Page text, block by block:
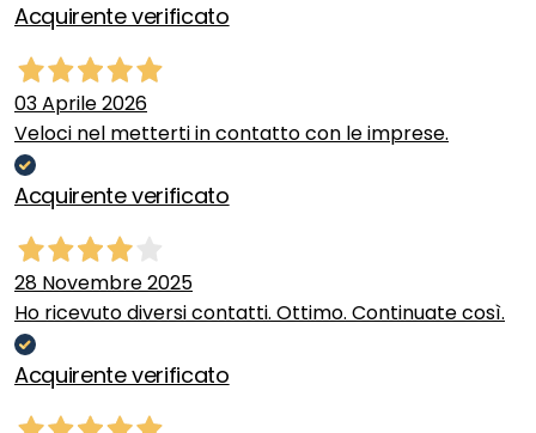
Acquirente verificato
03 Aprile 2026
Veloci nel metterti in contatto con le imprese.
Acquirente verificato
28 Novembre 2025
Ho ricevuto diversi contatti. Ottimo. Continuate così.
Acquirente verificato